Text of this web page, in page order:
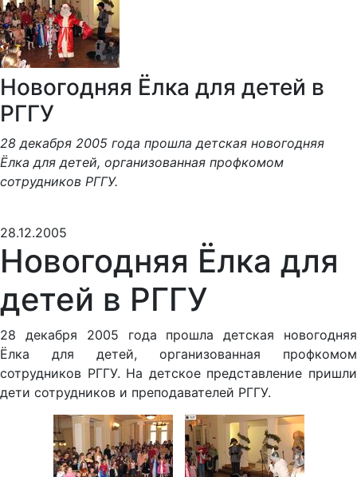
Новогодняя Ёлка для детей в
РГГУ
28 декабря 2005 года прошла детская новогодняя
Ёлка для детей, организованная профкомом
сотрудников РГГУ.
28.12.2005
Новогодняя Ёлка для
детей в РГГУ
28 декабря 2005 года прошла детская новогодняя
Ёлка для детей, организованная профкомом
сотрудников РГГУ. На детское представление пришли
дети сотрудников и преподавателей РГГУ.